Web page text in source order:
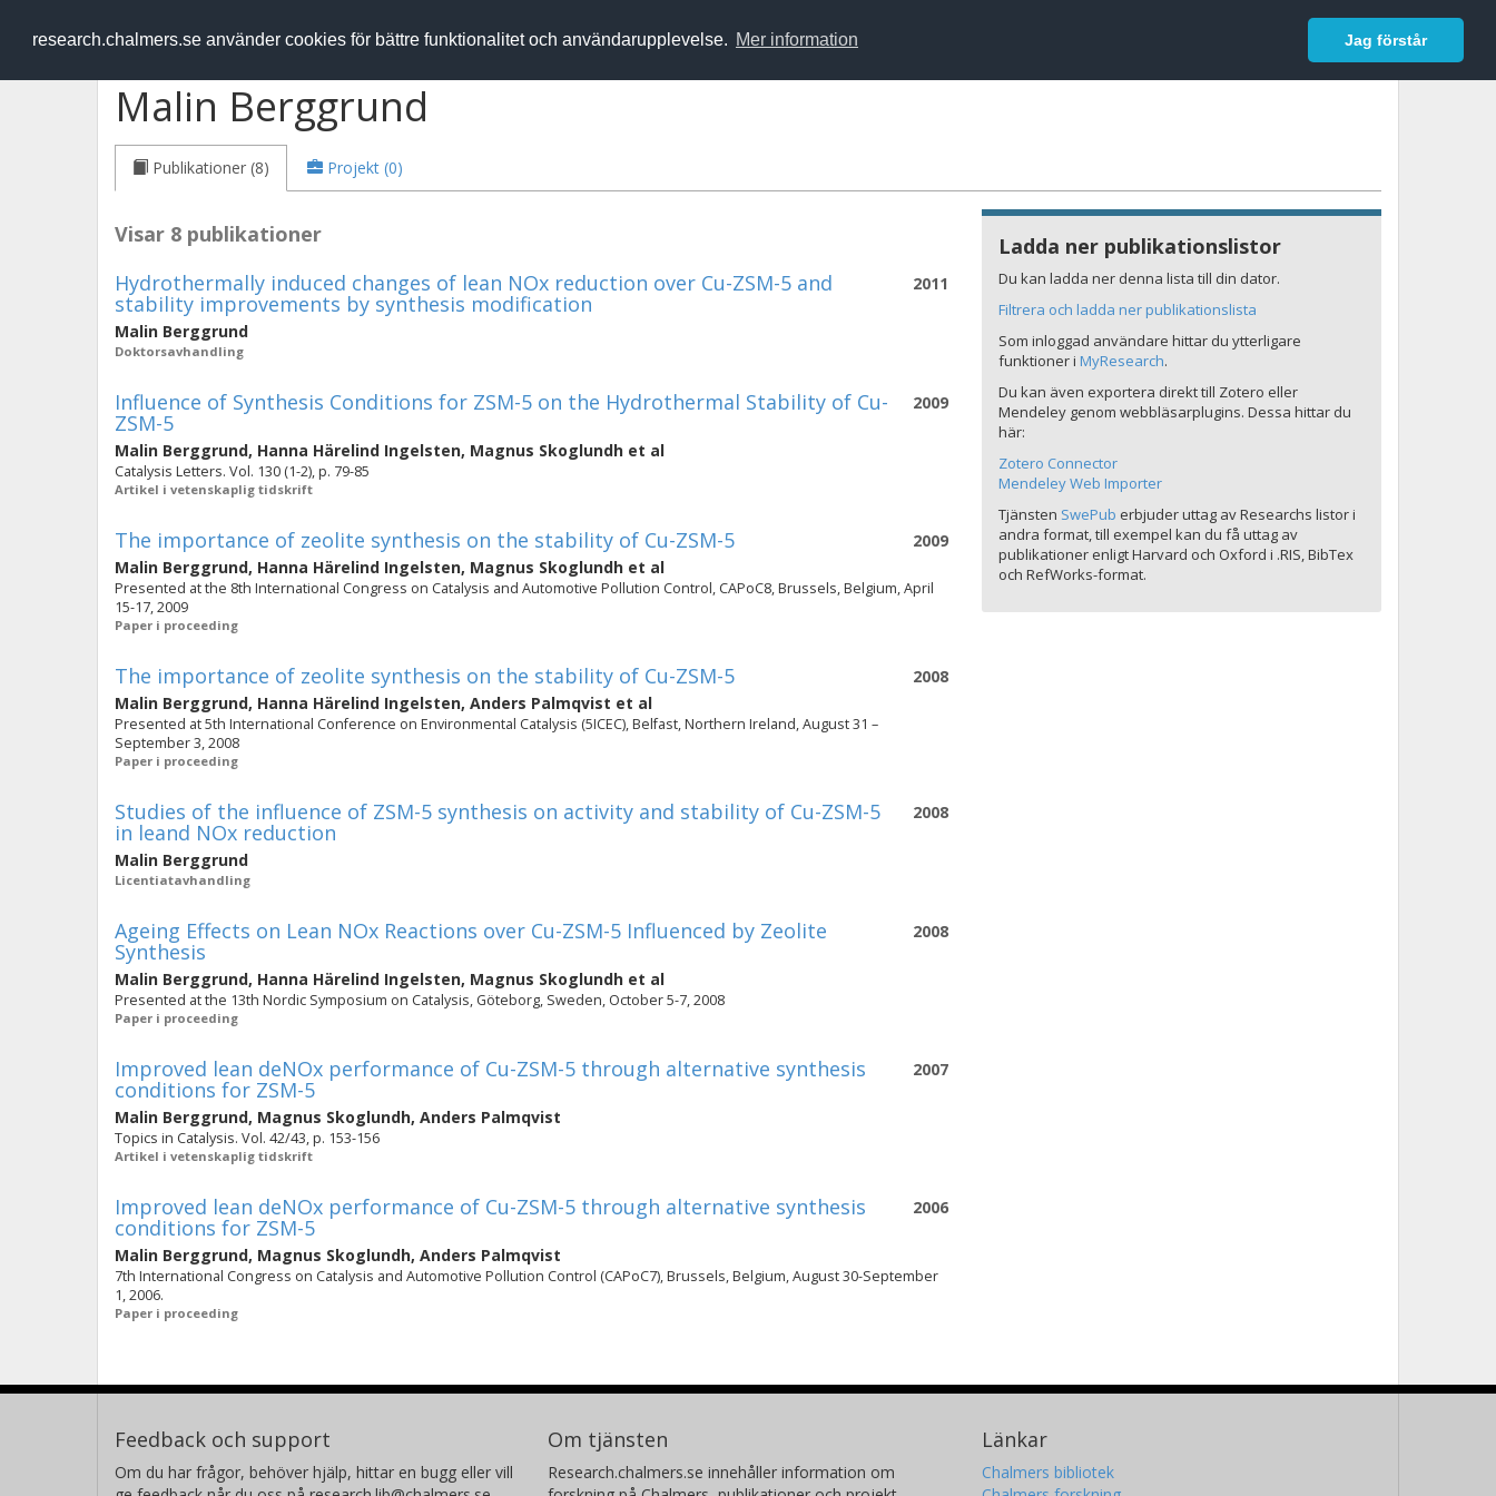
research.chalmers.se använder cookies för bättre funktionalitet och användarupplevelse. Mer information Jag förstår
RESEARCH.chalmers.se Logga in
Malin Berggrund
Publikationer (8) Projekt (0)
Visar 8 publikationer
2011
Hydrothermally induced changes of lean NOx reduction over Cu-ZSM-5 and
stability improvements by synthesis modification
Malin Berggrund
Doktorsavhandling
2009
Influence of Synthesis Conditions for ZSM-5 on the Hydrothermal Stability of Cu-
ZSM-5
Malin Berggrund, Hanna Härelind Ingelsten, Magnus Skoglundh et al
Catalysis Letters. Vol. 130 (1-2), p. 79-85
Artikel i vetenskaplig tidskrift
2009
The importance of zeolite synthesis on the stability of Cu-ZSM-5
Malin Berggrund, Hanna Härelind Ingelsten, Magnus Skoglundh et al
Presented at the 8th International Congress on Catalysis and Automotive Pollution Control, CAPoC8, Brussels, Belgium, April
15-17, 2009
Paper i proceeding
2008
The importance of zeolite synthesis on the stability of Cu-ZSM-5
Malin Berggrund, Hanna Härelind Ingelsten, Anders Palmqvist et al
Presented at 5th International Conference on Environmental Catalysis (5ICEC), Belfast, Northern Ireland, August 31 –
September 3, 2008
Paper i proceeding
2008
Studies of the influence of ZSM-5 synthesis on activity and stability of Cu-ZSM-5
in leand NOx reduction
Malin Berggrund
Licentiatavhandling
2008
Ageing Effects on Lean NOx Reactions over Cu-ZSM-5 Influenced by Zeolite
Synthesis
Malin Berggrund, Hanna Härelind Ingelsten, Magnus Skoglundh et al
Presented at the 13th Nordic Symposium on Catalysis, Göteborg, Sweden, October 5-7, 2008
Paper i proceeding
2007
Improved lean deNOx performance of Cu-ZSM-5 through alternative synthesis
conditions for ZSM-5
Malin Berggrund, Magnus Skoglundh, Anders Palmqvist
Topics in Catalysis. Vol. 42/43, p. 153-156
Artikel i vetenskaplig tidskrift
2006
Improved lean deNOx performance of Cu-ZSM-5 through alternative synthesis
conditions for ZSM-5
Malin Berggrund, Magnus Skoglundh, Anders Palmqvist
7th International Congress on Catalysis and Automotive Pollution Control (CAPoC7), Brussels, Belgium, August 30-September
1, 2006.
Paper i proceeding
Ladda ner publikationslistor
Du kan ladda ner denna lista till din dator.
Filtrera och ladda ner publikationslista
Som inloggad användare hittar du ytterligare
funktioner i MyResearch.
Du kan även exportera direkt till Zotero eller
Mendeley genom webbläsarplugins. Dessa hittar du
här:
Zotero Connector
Mendeley Web Importer
Tjänsten SwePub erbjuder uttag av Researchs listor i
andra format, till exempel kan du få uttag av
publikationer enligt Harvard och Oxford i .RIS, BibTex
och RefWorks-format.
Feedback och support
Om du har frågor, behöver hjälp, hittar en bugg eller vill
Om tjänsten
Research.chalmers.se innehåller information om
Länkar
Chalmers bibliotek